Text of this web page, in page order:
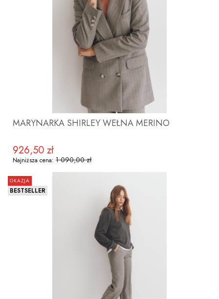
MARYNARKA SHIRLEY WEŁNA MERINO
Cena promocyjna
926,50 zł
Najniższa cena: 1 090,00 zł
ZOBACZ PRODUKT
OKAZJA
BESTSELLER